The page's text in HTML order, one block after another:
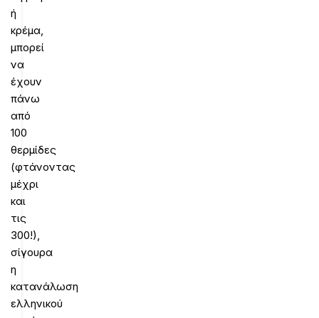
ή
κρέμα,
μπορεί
να
έχουν
πάνω
από
100
θερμίδες
(φτάνοντας
μέχρι
και
τις
300!),
σίγουρα
η
κατανάλωση
ελληνικού